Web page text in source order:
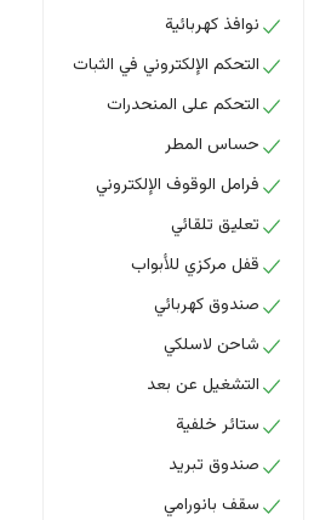
نوافذ كهربائية
التحكم الإلكتروني في الثبات
التحكم على المنحدرات
حساس المطر
فرامل الوقوف الإلكتروني
تعليق تلقائي
قفل مركزي للأبواب
صندوق كهربائي
شاحن لاسلكي
التشغيل عن بعد
ستائر خلفية
صندوق تبريد
سقف بانورامي